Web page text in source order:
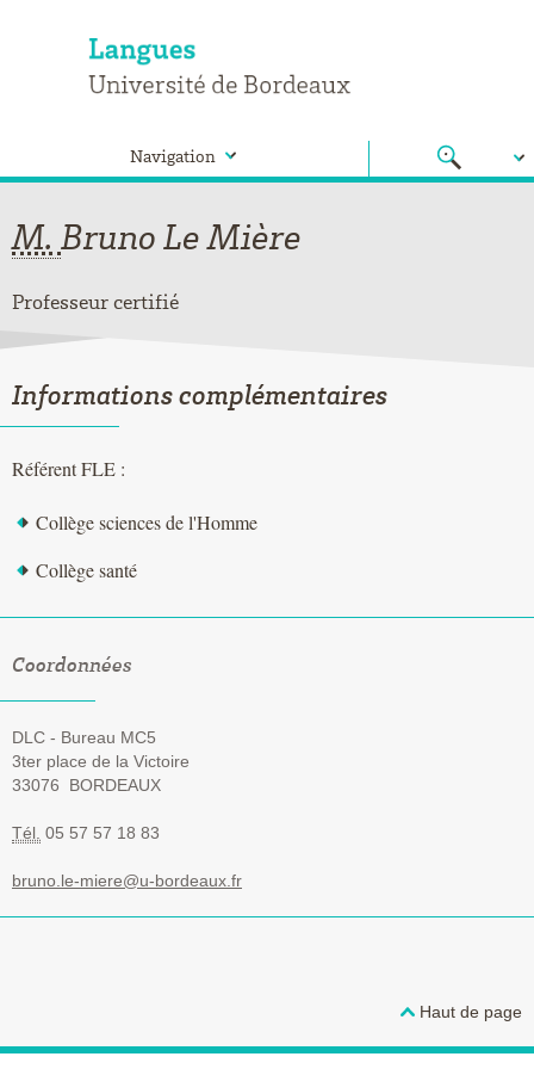
Navigation
M. BrunoLe Mière
Professeur certifié
Informations complémentaires
Référent FLE :
Collège sciences de l'Homme
Collège santé
Coordonnées
DLC - Bureau MC5
3ter place de la Victoire
33076 BORDEAUX
Tél. 05 57 57 18 83
bruno.le-miere@u-bordeaux.fr
Haut de page